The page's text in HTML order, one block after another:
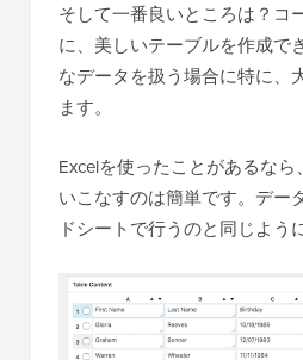
そして一番良いところは？コ
に、美しいテーブルを作成で
なデータを扱う場合に特に、
ます。
Excelを使ったことがあるな
いこなすのは簡単です。デー
ドシートで行うのと同じよう